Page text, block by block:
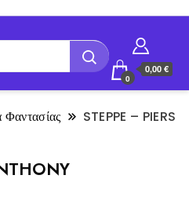
0
0,00 €
Φαντασίας
STEPPE – PIERS